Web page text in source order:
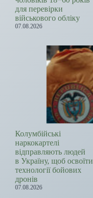
для перевірки
військового обліку
07.08.2026
Колумбійські
наркокартелі
відправляють людей
в Україну, щоб освоїти
технології бойових
дронів
07.08.2026